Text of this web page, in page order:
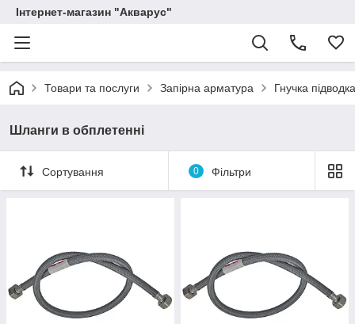
Інтернет-магазин "Акварус"
Товари та послуги Запірна арматура Гнучка підводка
Шланги в обплетенні
Сортування 0 Фільтри